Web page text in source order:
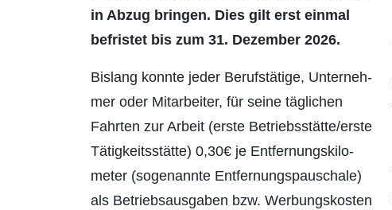
in Abzug bringen. Dies gilt erst einmal
befristet bis zum 31. Dezember 2026.
Bislang konnte jeder Berufstätige, Unter­neh­
mer oder Mitarbeiter, für seine täglichen
Fahrten zur Arbeit (erste Betriebsstätte/erste
Tätigkeitsstätte) 0,30€ je Entfernungs­kilo­
meter (sogenannte Entfernungspau­schal­e)
als Betriebsausgaben bzw. Wer­bungs­kosten